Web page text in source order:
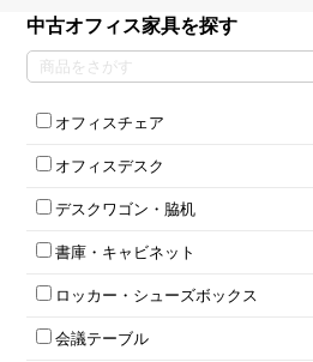
中古オフィス家具を探す
オフィスチェア
肘無しチェア
役員チェア
オフィスチェアその他
オフィスデスク
フリーアドレスデスク（ベンチデ
昇降デスク
両袖机
デスクワゴン・脇机
インワゴン2段
インワゴン3段
脇机
書庫・キャビネット
ハイキャビネット
ローキャビネット
両開きキャビネット
ロッカー・シューズボックス
1人用ロッカー
2人用ロッカー
会議テーブル